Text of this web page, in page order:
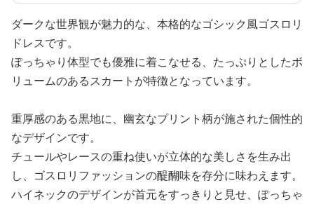
ダークな世界観が魅力的な、本格的なゴシック風ゴスロリ
ドレスです。
ぽっちゃり体型でも優雅に着こなせる、たっぷりとしたボ
リュームのあるスカートが特徴となっています。
重厚感のある黒地に、幽玄なプリント柄が施された個性的
なデザインです。
チュールやレースの重ね使いが立体的な美しさを生み出
し、ゴスロリファッションの醍醐味を存分に味わえます。
ハイネックのデザインが首元をすっきりと見せ、ぽっちゃ